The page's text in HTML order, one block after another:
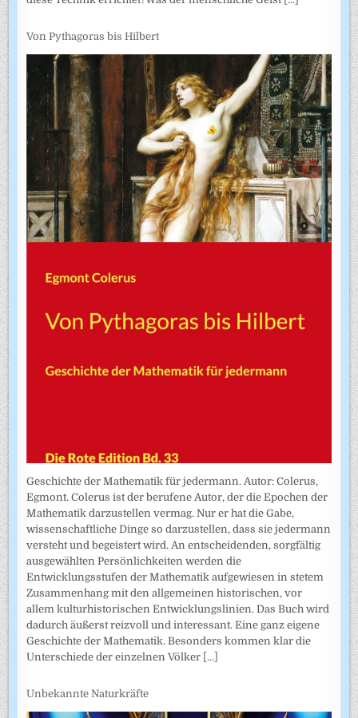
Von Pythagoras bis Hilbert
Geschichte der Mathematik für jedermann. Autor: Colerus,
Egmont. Colerus ist der berufene Autor, der die Epochen der
Mathematik darzustellen vermag. Nur er hat die Gabe,
wissenschaftliche Dinge so darzustellen, dass sie jedermann
versteht und begeistert wird. An entscheidenden, sorgfältig
ausgewählten Persönlichkeiten werden die
Entwicklungsstufen der Mathematik aufgewiesen in stetem
Zusammenhang mit den allgemeinen historischen, vor
allem kulturhistorischen Entwicklungslinien. Das Buch wird
dadurch äußerst reizvoll und interessant. Eine ganz eigene
Geschichte der Mathematik. Besonders kommen klar die
Unterschiede der einzelnen Völker [...]
Unbekannte Naturkräfte